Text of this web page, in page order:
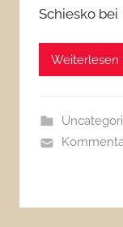
Schiesko bei
Weiterlesen